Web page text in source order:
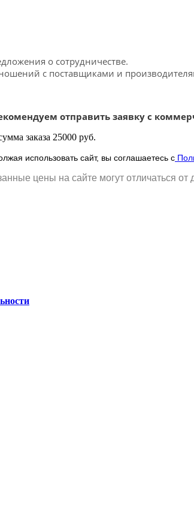
о сотрудничестве.
с поставщиками и
отправить заявку с
заказа 25000 руб.
использовать сайт, вы соглашаетесь с
цены на сайте могут отличаться от